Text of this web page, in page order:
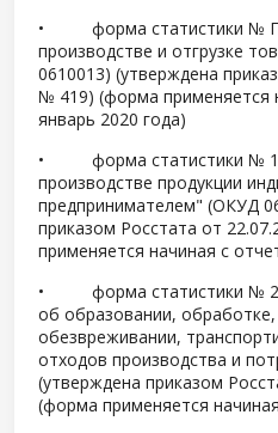
• форма статистики № П-
производстве и отгрузке
0610013) (утверждена
№ 419) (форма применяется
январь 2020 года)
• форма статистики № 1-
производстве продукции
предпринимателем" (ОКУД
приказом Росстата от
применяется начиная с
• форма статистики № 2-
об образовании, обработке,
обезвреживании,
отходов производства и
(утверждена приказом
(форма применяется